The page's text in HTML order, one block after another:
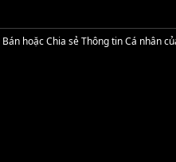
hoặc Chia sẻ Thông tin Cá nhân